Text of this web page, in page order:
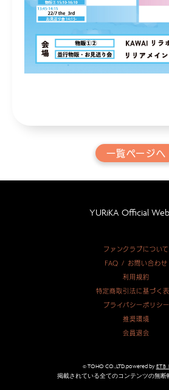
一覧ページへ
YURiKA Official
ファンクラブについて
FAQ / お問い合わせ
利用規約
特定商取引法に基づく
プライバシーポリシー
推奨環境
会員退会
© TOHO CO.,LTD.powered byETB
掲載されている全てのコンテンツの無断